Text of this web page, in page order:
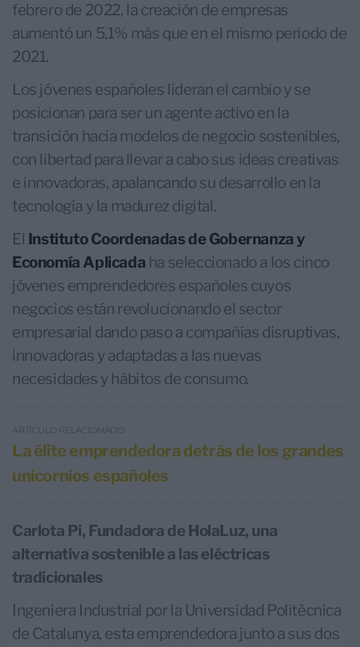
febrero de 2022, la creación de empresas
aumentó un 5,1% más que en el mismo periodo de
2021.
Los jóvenes españoles lideran el cambio y se
posicionan para ser un agente activo en la
transición hacia modelos de negocio sostenibles,
con libertad para llevar a cabo sus ideas creativas
e innovadoras, apalancando su desarrollo en la
tecnología y la madurez digital.
El Instituto Coordenadas de Gobernanza y
Economía Aplicada ha seleccionado a los cinco
jóvenes emprendedores españoles cuyos
negocios están revolucionando el sector
empresarial dando paso a compañías disruptivas,
innovadoras y adaptadas a las nuevas
necesidades y hábitos de consumo.
ARTÍCULO RELACIONADO
La élite emprendedora detrás de los grandes
unicornios españoles
Carlota Pi, Fundadora de HolaLuz, una
alternativa sostenible a las eléctricas
tradicionales
Ingeniera Industrial por la Universidad Politècnica
de Catalunya, esta emprendedora junto a sus dos